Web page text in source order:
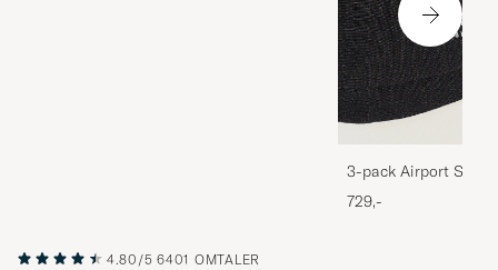
3-pack Airport
Melange
729,-
4.80/5 6401 OMTALER